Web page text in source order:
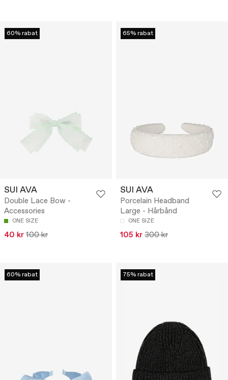
60% rabat
SUI AVA
Double Lace Bow -
Accessories
ONE SIZE
40 kr 100 kr
65% rabat
SUI AVA
Porcelain Headband
Large - Hårbånd
ONE SIZE
105 kr 300 kr
60% rabat 75% rabat